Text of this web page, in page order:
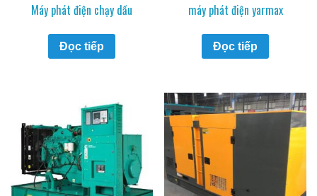
Máy phát điện chạy dầu
Đọc tiếp
máy phát điện yarmax
Đọc tiếp